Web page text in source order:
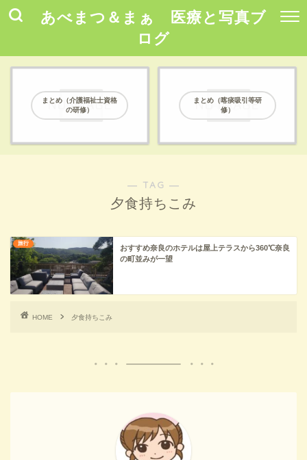
あべまつ＆まぁ 医療と写真ブ
ログ
まとめ（介護福祉士資格
の研修）
まとめ（喀痰吸引等研
修）
― TAG ―
夕食持ちこみ
旅行
おすすめ奈良のホテルは屋上テラスから360℃奈良
の町並みが一望
HOME 夕食持ちこみ